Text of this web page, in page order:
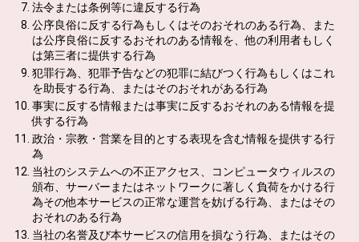
法令または条例等に違反する行為
公序良俗に反する行為もしくはそのおそれのある行為、また
は公序良俗に反するおそれのある情報を、他の利用者もしく
は第三者に提供する行為
犯罪行為、犯罪予告などの犯罪に結びつく行為もしくはこれ
を助長する行為、またはそのおそれがある行為
事実に反する情報または事実に反するおそれのある情報を提
供する行為
政治・宗教・営業を目的とする表現を含む情報を提供する行
為
当社のシステムへの不正アクセス、コンピュータウィルスの
頒布、サーバーまたはネットワークに著しく負荷をかける行
為その他本サービスの正常な運営を妨げる行為、またはその
おそれのある行為
当社の名誉及び本サービスの信用を損なう行為、またはその